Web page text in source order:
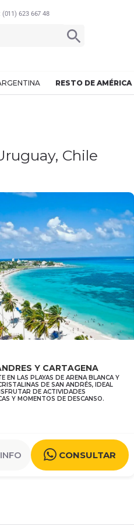
(011) 623 667 48
RESTO DE AMÉRICA
Chile
Y CARTAGENA
EN LAS PLAYAS DE ARENA BLANCA Y
DE SAN ANDRÉS, IDEAL
DE ACTIVIDADES
Y MOMENTOS DE DESCANSO.
CONSULTAR